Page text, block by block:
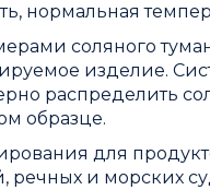
нормальная
соляного
изделие.
распределить
образце.
для
речных и морских